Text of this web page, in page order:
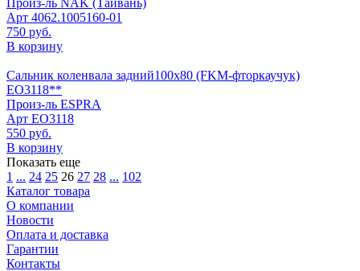
Арт 4062.1005160-01
750 руб.
В корзину
Сальник коленвала задний100х80 (FKM-фторкаучук)
EO3118**
Произ-ль ESPRA
Арт EO3118
550 руб.
В корзину
Показать еще
1 ... 24 25 26 27 28 ... 102
Каталог товара
О компании
Новости
Оплата и доставка
Гарантии
Контакты